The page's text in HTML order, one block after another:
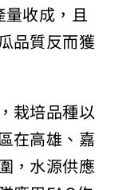
收成，且
品質反而獲
栽培品種以
在高雄、嘉
，水源供應